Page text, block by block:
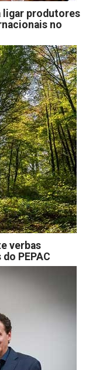
ligar produtores
no
verbas
PEPAC